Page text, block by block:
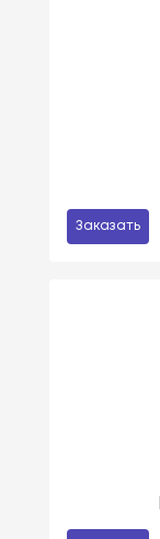
Заказать